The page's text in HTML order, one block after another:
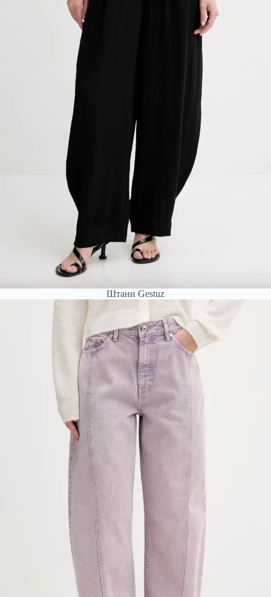
Штани Gestuz